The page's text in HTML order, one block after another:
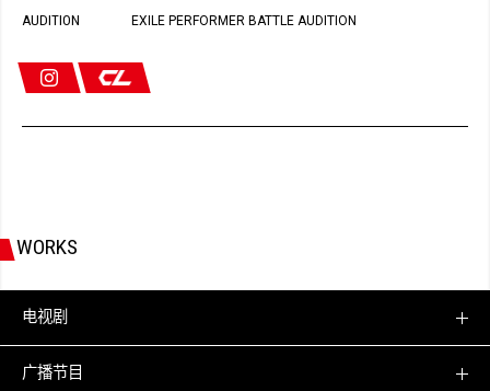
AUDITION EXILE PERFORMER BATTLE AUDITION
WORKS
电视剧
广播节目